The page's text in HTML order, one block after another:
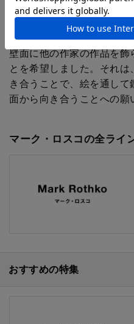
キャンバスを区切った矩
言われる深い内省を表現
た。ロスコは生前から美
壁面に他の作家の作品を
とを希望しました。それ
き合うことで、絵を通し
面から向き合うことへの願
マーク・ロスコの全ライ
おすすめの特集